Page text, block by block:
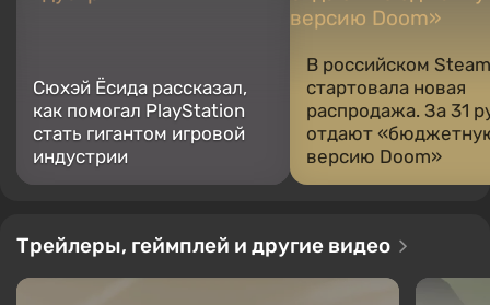
Сюхэй Ёсида рассказал,
как помогал PlayStation
стать гигантом игровой
индустрии
В российском Steam
стартовала новая
распродажа. За 31
отдают
версию Doom»
Трейлеры, геймплей и другие видео